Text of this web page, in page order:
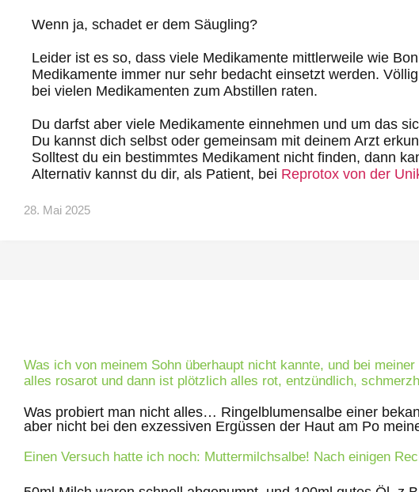
Wenn ja, schadet er dem Säugling?
Leider ist es so, dass viele Medikamente mittlerweile wie
Medikamente immer nur sehr bedacht einsetzt werden.
bei vielen Medikamenten zum Abstillen raten.
Du darfst aber viele Medikamente einnehmen und um das
Du kannst dich selbst oder gemeinsam mit deinem Arzt
Solltest du ein bestimmtes Medikament nicht finden, dann
Alternativ kannst du dir, als Patient, bei Reprotox von der
28. Mai 2025
Was ich von meinem Sohn überhaupt nicht kannte, und bei
alles rosarot und dann ist plötzlich alles rot, entzündlich,
Was probiert man nicht alles… Ringelblumensalbe einer
aber nicht bei den exzessiven Ergüssen der Haut am Po
Einen Versuch hatte ich noch: Muttermilchsalbe! Nach einigen